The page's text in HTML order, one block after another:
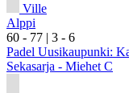
Ville
Alppi
60 - 77 | 3 - 6
Padel Uusikaupunki:
Sekasarja - Miehet C